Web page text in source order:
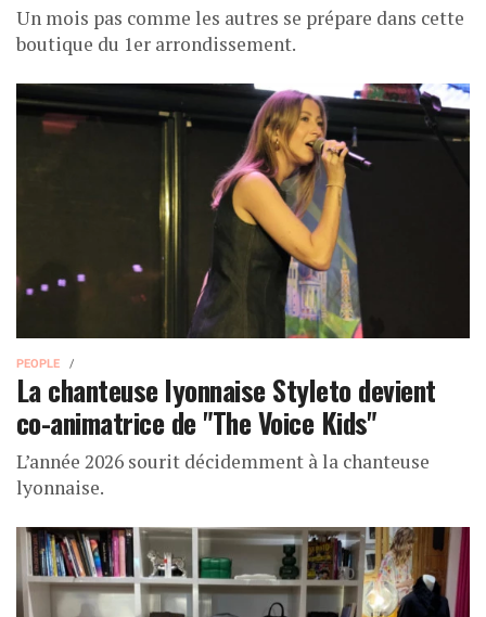
Un mois pas comme les autres se prépare dans cette
boutique du 1er arrondissement.
PEOPLE
La chanteuse lyonnaise Styleto devient
co-animatrice de "The Voice Kids"
L’année 2026 sourit décidemment à la chanteuse
lyonnaise.